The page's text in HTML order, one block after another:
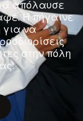
απόλαυσε
Ή πήγαινε
για να
στην πόλη